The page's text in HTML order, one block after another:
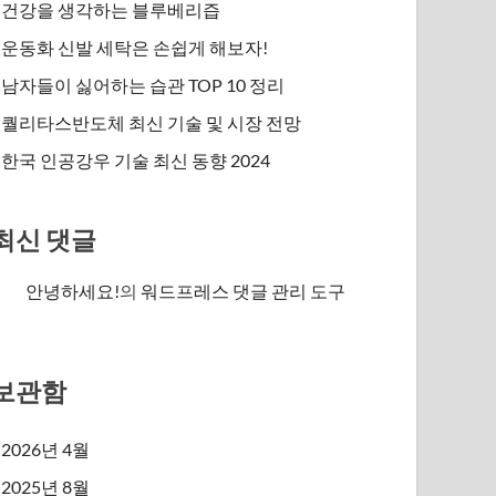
건강을 생각하는 블루베리즙
운동화 신발 세탁은 손쉽게 해보자!
남자들이 싫어하는 습관 TOP 10 정리
퀄리타스반도체 최신 기술 및 시장 전망
한국 인공강우 기술 최신 동향 2024
신 댓글
안녕하세요!의워드프레스 댓글 관리 도구
관함
2026년 4월
2025년 8월